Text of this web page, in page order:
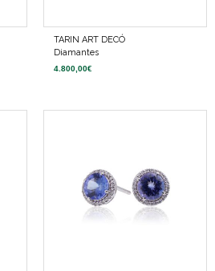
TARIN ART DECÓ
Diamantes
4.800,00€